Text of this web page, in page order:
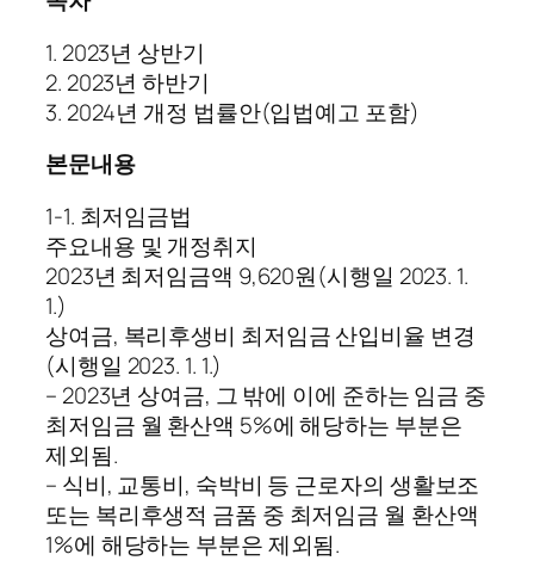
1. 2023년 상반기
2. 2023년 하반기
3. 2024년 개정 법률안(입법예고 포함)
본문내용
1-1. 최저임금법
주요내용 및 개정취지
2023년 최저임금액 9,620원(시행일 2023. 1.
1.)
상여금, 복리후생비 최저임금 산입비율 변경
(시행일 2023. 1. 1.)
– 2023년 상여금, 그 밖에 이에 준하는 임금 중
최저임금 월 환산액 5%에 해당하는 부분은
제외됨.
– 식비, 교통비, 숙박비 등 근로자의 생활보조
또는 복리후생적 금품 중 최저임금 월 환산액
1%에 해당하는 부분은 제외됨.